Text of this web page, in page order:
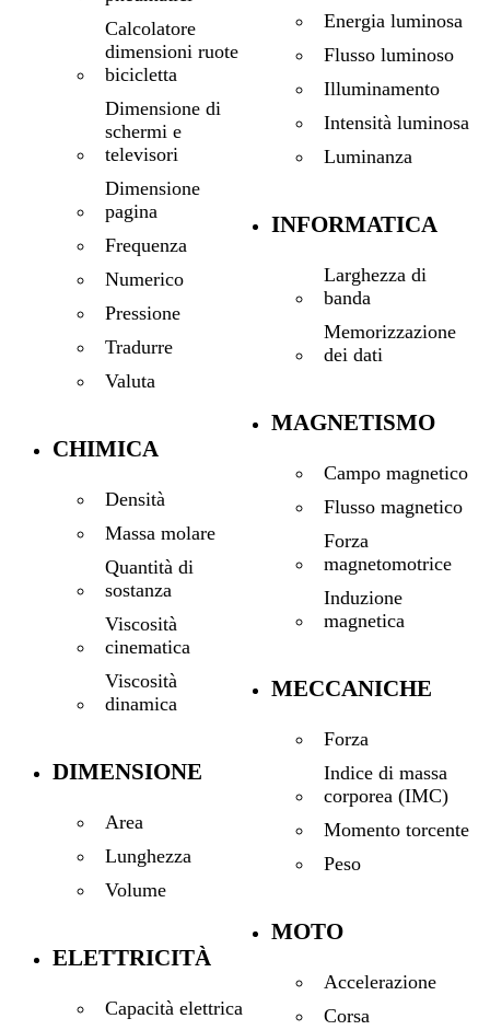
Calcolatore
dimensioni ruote
bicicletta
Dimensione di
schermi e
televisori
Dimensione
pagina
Frequenza
Numerico
Pressione
Tradurre
Valuta
CHIMICA
Densità
Massa molare
Quantità di
sostanza
Viscosità
cinematica
Viscosità
dinamica
DIMENSIONE
Area
Lunghezza
Volume
ELETTRICITÀ
Capacità elettrica
Energia luminosa
Flusso luminoso
Illuminamento
Intensità luminosa
Luminanza
INFORMATICA
Larghezza di
banda
Memorizzazione
dei dati
MAGNETISMO
Campo magnetico
Flusso magnetico
Forza
magnetomotrice
Induzione
magnetica
MECCANICHE
Forza
Indice di massa
corporea (IMC)
Momento torcente
Peso
MOTO
Accelerazione
Corsa